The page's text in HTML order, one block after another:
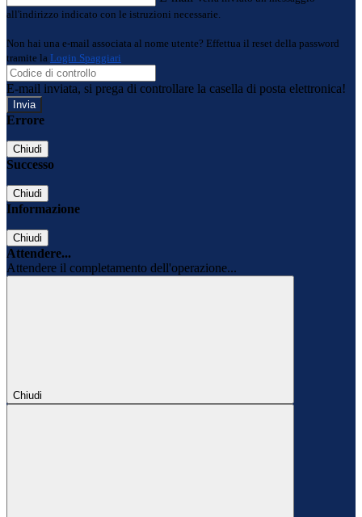
all'indirizzo indicato con le istruzioni necessarie.
Non hai una e-mail associata al nome utente? Effettua il reset della password
tramite la Login Spaggiari
E-mail inviata, si prega di controllare la casella di posta elettronica!
Errore
Chiudi
Successo
Chiudi
Informazione
Chiudi
Attendere...
Attendere il completamento dell'operazione...
Chiudi